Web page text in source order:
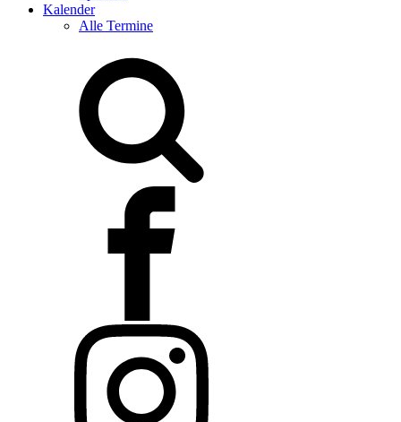
Kalender
Alle Termine